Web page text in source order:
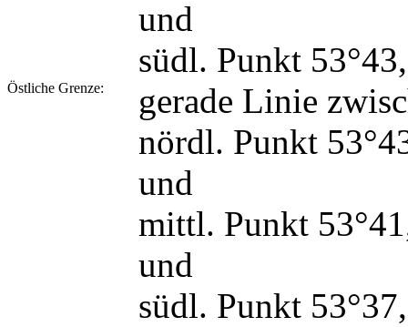
und
südl. Punkt
Östliche Grenze:
gerade Linie
nördl. Punkt
und
mittl. Punkt
und
südl. Punkt